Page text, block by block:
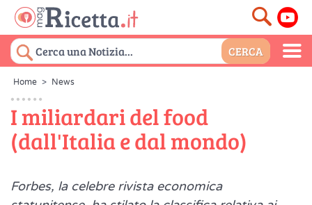
Home > News
I miliardari del food
(dall'Italia e dal mondo)
Forbes, la celebre rivista economica